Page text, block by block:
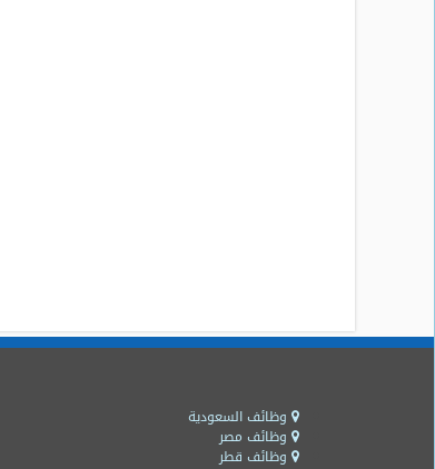
وظائف السعودية
وظائف مصر
وظائف قطر